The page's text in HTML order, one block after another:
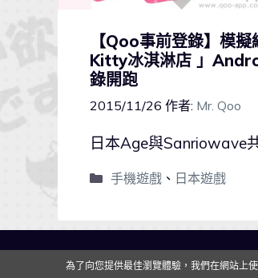
【Qoo事前登錄】模
Kitty冰淇淋店 」
錄開跑
2015/11/26 作者: Mr. Qoo
日本Age與Sanriowave
手機遊戲、 日本遊戲
為了向您提供最佳瀏覽體驗，我們在網站上